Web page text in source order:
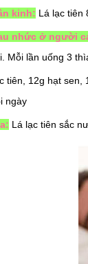
kinh: Lá lạc tiên
nhức ở người
Mỗi lần uống 3
tiên, 12g hạt sen
ngày
Lá lạc tiên sắc